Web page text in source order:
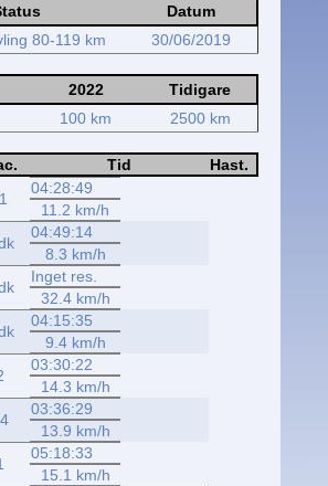
Datum
80-119 km 30/06/2019
2022
Tidigare
100 km 2500 km
Tid
Hast.
04:28:49
11.2 km/h
04:49:14
8.3 km/h
Inget res.
32.4 km/h
04:15:35
9.4 km/h
03:30:22
14.3 km/h
03:36:29
13.9 km/h
05:18:33
15.1 km/h